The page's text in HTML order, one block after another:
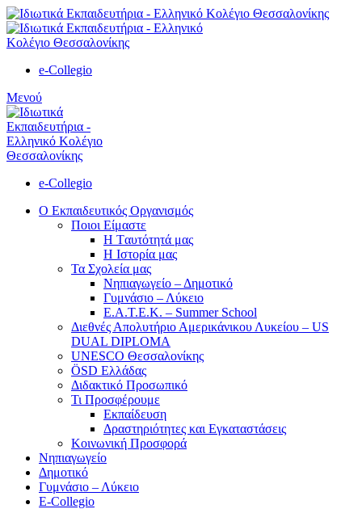
e-Collegio
Μενού
e-Collegio
Ο Εκπαιδευτικός Οργανισμός
Ποιοι Είμαστε
Η Tαυτότητά μας
Η Ιστορία μας
Τα Σχολεία μας
Νηπιαγωγείο – Δημοτικό
Γυμνάσιο – Λύκειο
Ε.Α.Τ.Ε.Κ. – Summer School
Διεθνές Απολυτήριο Αμερικάνικου Λυκείου – US
DUAL DIPLOMA
UNESCO Θεσσαλονίκης
ÖSD Ελλάδας
Διδακτικό Προσωπικό
Τι Προσφέρουμε
Eκπαίδευση
Δραστηριότητες και Εγκαταστάσεις
Κοινωνική Προσφορά
Νηπιαγωγείο
Δημοτικό
Γυμνάσιο – Λύκειο
E-Collegio